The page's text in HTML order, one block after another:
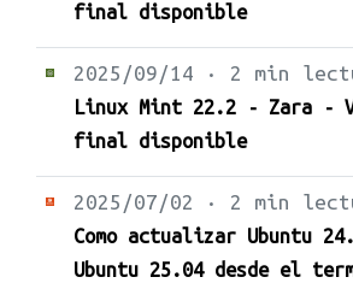
final disponible
2025/09/14 · 2 min
Linux Mint 22.2 - Zara -
final disponible
2025/07/02 · 2 min
Como actualizar Ubuntu
Ubuntu 25.04 desde el